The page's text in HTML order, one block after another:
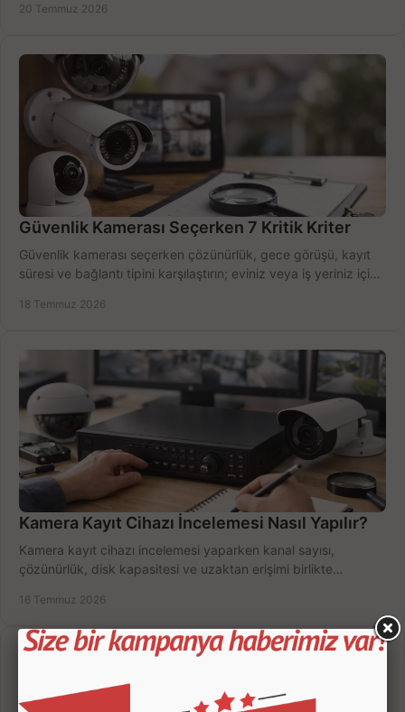
20 Temmuz 2026
Güvenlik Kamerası Seçerken 7 Kritik Kriter
Güvenlik kamerası seçerken çözünürlük, gece görüşü, kayıt
süresi ve bağlantı tipini karşılaştırın; eviniz veya iş yeriniz için
18 Temmuz 2026
Kamera Kayıt Cihazı İncelemesi Nasıl Yapılır?
Kamera kayıt cihazı incelemesi yaparken kanal sayısı,
çözünürlük, disk kapasitesi ve uzaktan erişimi birlikte
16 Temmuz 2026